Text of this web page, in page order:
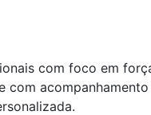
com foco em